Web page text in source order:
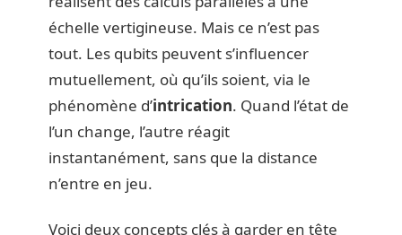
échelle vertigineuse. Mais ce n’est pas
tout. Les qubits peuvent s’influencer
mutuellement, où qu’ils soient, via le
phénomène d’intrication. Quand l’état de
l’un change, l’autre réagit
instantanément, sans que la distance
n’entre en jeu.
Voici deux concepts clés à garder en tête